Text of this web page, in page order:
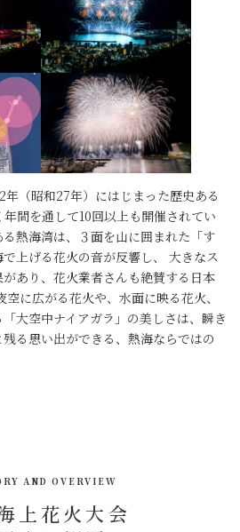
（昭和27年）にはじまった歴史ある
間を通して10回以上も開催されてい
熱海湾は、３面を山に囲まれた「す
上げる花火の音が反響し、 大きなス
あり、花火業者さんも絶賛する日本
に広がる花火や、水面に映る花火、
大空中ナイアガラ」の美しさは、瞬き
る思い出ができる、熱海ならではの
上花火大会
AND OVERVIEW